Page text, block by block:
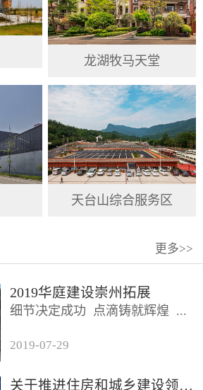
龙湖牧马天堂
天台山综合服务区
更多>>
2019华庭建设崇州拓展
细节决定成功 点滴铸就辉煌 ...
2019-07-29
关于推进住房和城乡建设领域施工现场专业人员职业培训工作的通知